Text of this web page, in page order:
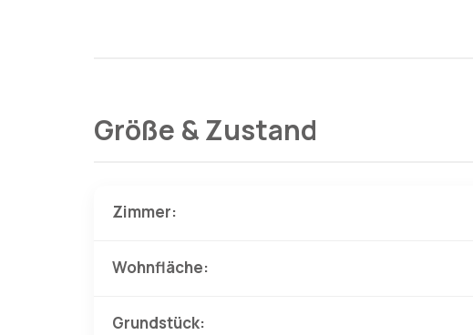
Größe & Zustand
Zimmer:
Wohnfläche:
Grundstück: